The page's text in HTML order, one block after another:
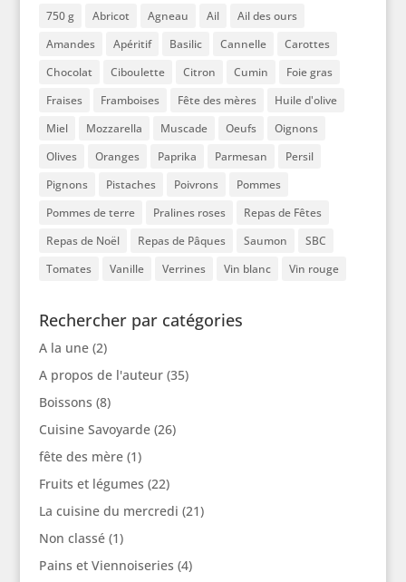
750 g Abricot Agneau Ail
Ail des ours
Amandes
Apéritif Basilic Cannelle
Carottes
Chocolat
Ciboulette Citron Cumin
Foie gras
Fraises
Framboises Fête des mères
Huile d'olive
Miel
Mozzarella Muscade Oeufs
Oignons
Olives
Oranges Paprika Parmesan
Persil
Pignons
Pistaches Poivrons
Pommes
Pommes de terre
Pralines roses
Repas de Fêtes
Repas de Noël
Repas de Pâques Saumon
SBC
Tomates
Vanille Verrines Vin blanc Vin rouge
Rechercher par catégories
A la une(2)
A propos de l'auteur(35)
Boissons (8)
Cuisine Savoyarde(26)
fête des mère(1)
Fruits et légumes (22)
La cuisine du mercredi (21)
Non classé(1)
Pains et Viennoiseries (4)